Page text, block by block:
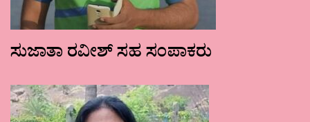
ಸುಜಾತಾ ರವೀಶ್ ಸಹ ಸಂಪಾಕರು